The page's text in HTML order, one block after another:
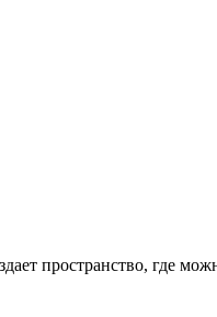
пространство, где